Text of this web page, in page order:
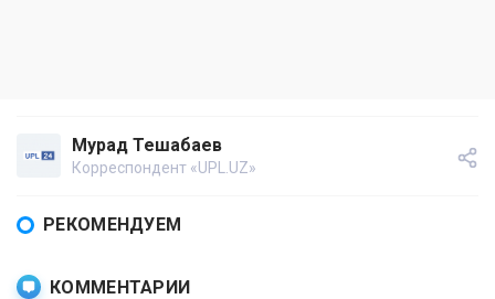
Мурад Тешабаев
Корреспондент «UPL.UZ»
РЕКОМЕНДУЕМ
КОММЕНТАРИИ